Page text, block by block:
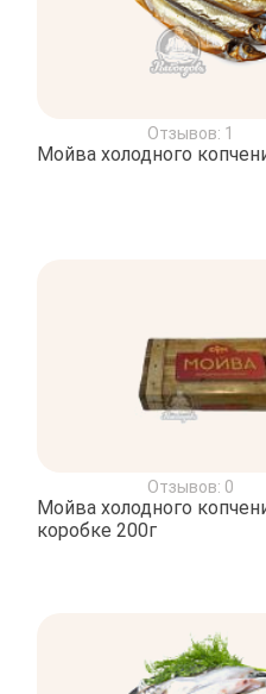
Отзывов: 1
Мойва холодного
Отзывов: 0
Мойва холодного
коробке 200г